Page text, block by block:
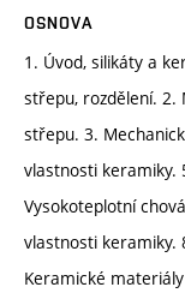
OSNOVA
1. Úvod, silikáty a
střepu, rozdělení.
střepu. 3.
vlastnosti keramiky.
Vysokoteplotní
vlastnosti keramiky.
Keramické